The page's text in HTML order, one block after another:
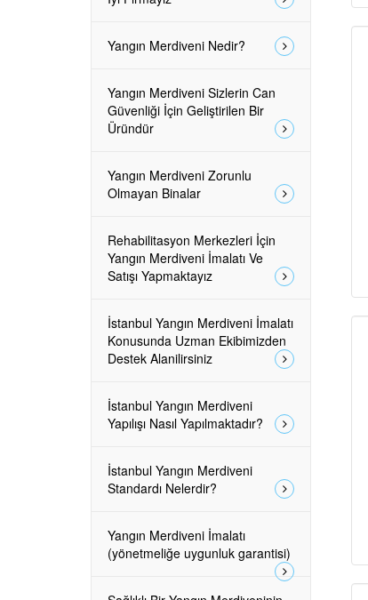
Yangın Merdiveni Nedir?
Yangın Merdiveni Sizlerin Can
Güvenliği İçin Geliştirilen Bir
Üründür
Yangın Merdiveni Zorunlu
Olmayan Binalar
Rehabilitasyon Merkezleri İçin
Yangın Merdiveni İmalatı Ve
Satışı Yapmaktayız
İstanbul Yangın Merdiveni İmalatı
Konusunda Uzman Ekibimizden
Destek Alanilirsiniz
İstanbul Yangın Merdiveni
Yapılışı Nasıl Yapılmaktadır?
İstanbul Yangın Merdiveni
Standardı Nelerdir?
Yangın Merdiveni İmalatı
(yönetmeliğe uygunluk garantisi)